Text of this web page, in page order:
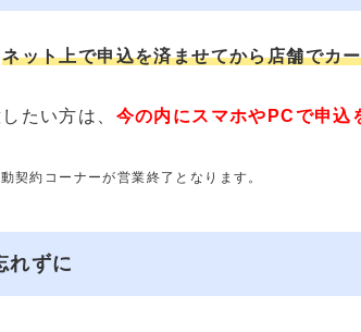
ネット上で申込を済ませてから店舗でカ
たい方は、 今の内にスマホやPCで申込
約コーナーが営業終了となります。
れずに